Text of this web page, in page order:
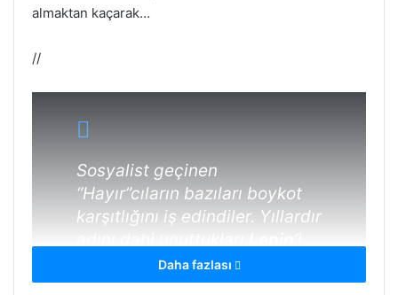
almaktan kaçarak…
//
Sosyalist geçinen
“Hayır”cıların bazıları boykot
karşıtlığını iş edindiler. Yıllardır
bile bu vesileyle hatırlar
oldular. Onun ünlü “Boykota
Daha fazlası